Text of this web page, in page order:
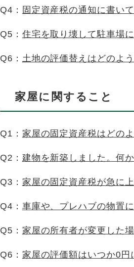
Q4： 固定資産税の通知に書い
Q5： 住宅を取り壊して駐車場
Q6： 土地の評価替えはどのよ
家屋に 関すること
Q1： 家屋の固定資産税はどの
Q2： 建物を新築しました。何
Q3： 家屋の固定資産税が急に
Q4： 車庫や、プレハブの物置
Q5： 家屋の所有者が変更した
Q6： 家屋の評価額はいつか0円